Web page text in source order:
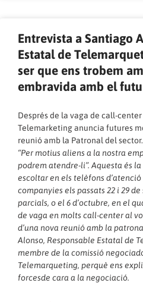
Entrevista a Santiago
Estatal de
ser que ens trobem
embravida amb el
Després de la vaga de call-
Telemarketing anuncia futures
reunió amb la Patronal del sector.
“Per motius aliens a la nostra
podrem atendre-li”. Aquesta és
escoltar en els telèfons
companyies els passats 22 i 29
parcials, o el 6 d’octubre, en el
de vaga en molts call-center al
d’una nova reunió amb la
Alonso, Responsable Estatal de
membre de la comissió
Telemarqueting, perquè ens
forcesde cara a la negociació.